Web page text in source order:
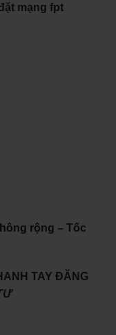
mạng fpt
rộng – Tốc
TAY ĐĂNG